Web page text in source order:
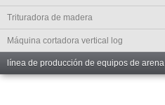
Trituradora de madera
Máquina cortadora vertical log
línea de producción de equipos de arena